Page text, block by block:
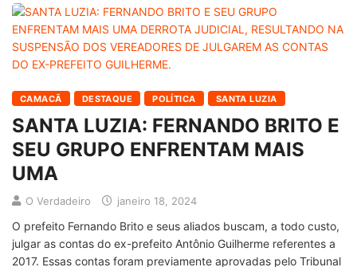
CAMACÃ DESTAQUE POLÍTICA SANTA LUZIA
SANTA LUZIA: FERNANDO BRITO E
SEU GRUPO ENFRENTAM MAIS
UMA
O Verdadeiro janeiro 18, 2024
O prefeito Fernando Brito e seus aliados buscam, a todo custo,
julgar as contas do ex-prefeito Antônio Guilherme referentes a
2017. Essas contas foram previamente aprovadas pelo Tribunal